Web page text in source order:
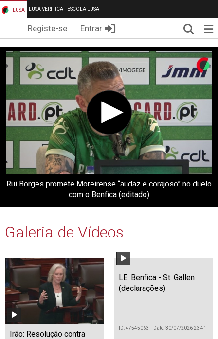
LUSA LUSA VERIFICA ESCOLA LUSA
Registe-se Entrar
Rui Borges promete Moreirense “audaz e corajoso” no duelo
com o Benfica (editado)
Galeria de Vídeos
Irão: Resolução contra
LE: Benfica - St. Gallen
(declarações)
ID: 47545063 Date: 30/07/2026 23:41